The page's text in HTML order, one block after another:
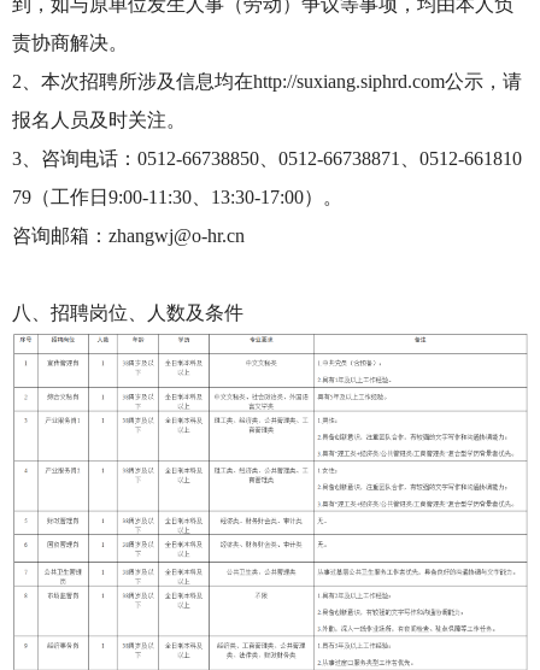
到，如与原单位发生人事（劳动）争议等事项，均由本人负
责协商解决。
2、本次招聘所涉及信息均在http://suxiang.siphrd.com公示，请
报名人员及时关注。
3、咨询电话：0512-66738850、0512-66738871、0512-661810
79（工作日9:00-11:30、13:30-17:00）。
咨询邮箱：zhangwj@o-hr.cn
八、招聘岗位、人数及条件